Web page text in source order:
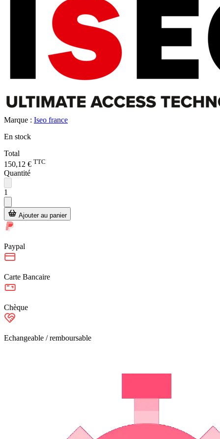
Marque : Iseo france
En stock
Total
150,12 € TTC
Quantité
1
Ajouter au panier
Paypal
Carte Bancaire
Chèque
Echangeable / remboursable